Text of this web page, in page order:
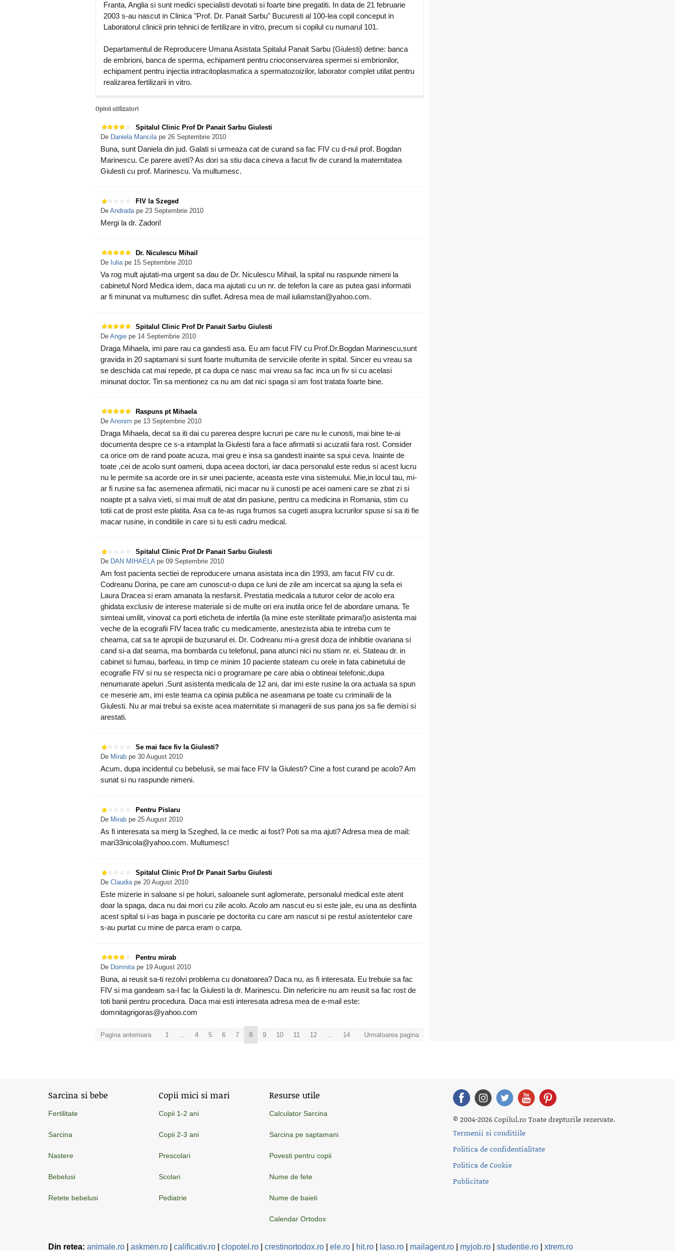
Franta, Anglia si sunt medici specialisti devotati si foarte bine pregatiti. In data de 21 februarie
2003 s-au nascut in Clinica "Prof. Dr. Panait Sarbu" Bucuresti al 100-lea copil conceput in
Laboratorul clinicii prin tehnici de fertilizare in vitro, precum si copilul cu numarul 101.
Departamentul de Reproducere Umana Asistata Spitalul Panait Sarbu (Giulesti) detine: banca
de embrioni, banca de sperma, echipament pentru crioconservarea spermei si embrionilor,
echipament pentru injectia intracitoplasmatica a spermatozoizilor, laborator complet utilat pentru
realizarea fertilizarii in vitro.
Opinii utilizatori
Spitalul Clinic Prof Dr Panait Sarbu Giulesti
De Daniela Mancilape 26 Septembrie 2010
Buna, sunt Daniela din jud. Galati si urmeaza cat de curand sa fac FIV cu d-nul prof. Bogdan
Marinescu. Ce parere aveti? As dori sa stiu daca cineva a facut fiv de curand la maternitatea
Giulesti cu prof. Marinescu. Va multumesc.
FIV la Szeged
De Andradape 23 Septembrie 2010
Mergi la dr. Zadori!
Dr. Niculescu Mihail
De Iuliape 15 Septembrie 2010
Va rog mult ajutati-ma urgent sa dau de Dr. Niculescu Mihail, la spital nu raspunde nimeni la
cabinetul Nord Medica idem, daca ma ajutati cu un nr. de telefon la care as putea gasi informatii
ar fi minunat va multumesc din suflet. Adresa mea de mail iuliamstan@yahoo.com.
Spitalul Clinic Prof Dr Panait Sarbu Giulesti
De Angiepe 14 Septembrie 2010
Draga Mihaela, imi pare rau ca gandesti asa. Eu am facut FIV cu Prof.Dr.Bogdan Marinescu,sunt
gravida in 20 saptamani si sunt foarte multumita de serviciile oferite in spital. Sincer eu vreau sa
se deschida cat mai repede, pt ca dupa ce nasc mai vreau sa fac inca un fiv si cu acelasi
minunat doctor. Tin sa mentionez ca nu am dat nici spaga si am fost tratata foarte bine.
Raspuns pt Mihaela
De Anonim pe 13 Septembrie 2010
Draga Mihaela, decat sa iti dai cu parerea despre lucruri pe care nu le cunosti, mai bine te-ai
documenta despre ce s-a intamplat la Giulesti fara a face afirmatii si acuzatii fara rost. Consider
ca orice om de rand poate acuza, mai greu e insa sa gandesti inainte sa spui ceva. Inainte de
toate ,cei de acolo sunt oameni, dupa aceea doctori, iar daca personalul este redus si acest lucru
nu le permite sa acorde ore in sir unei paciente, aceasta este vina sistemului. Mie,in locul tau, mi-
ar fi rusine sa fac asemenea afirmatii, nici macar nu ii cunosti pe acei oameni care se zbat zi si
noapte pt a salva vieti, si mai mult de atat din pasiune, pentru ca medicina in Romania, stim cu
totii cat de prost este platita. Asa ca te-as ruga frumos sa cugeti asupra lucrurilor spuse si sa iti fie
macar rusine, in conditiile in care si tu esti cadru medical.
Spitalul Clinic Prof Dr Panait Sarbu Giulesti
De DAN MIHAELApe 09 Septembrie 2010
Am fost pacienta sectiei de reproducere umana asistata inca din 1993, am facut FIV cu dr.
Codreanu Dorina, pe care am cunoscut-o dupa ce luni de zile am incercat sa ajung la sefa ei
Laura Dracea si eram amanata la nesfarsit. Prestatia medicala a tuturor celor de acolo era
ghidata exclusiv de interese materiale si de multe ori era inutila orice fel de abordare umana. Te
simteai umilit, vinovat ca porti eticheta de infertila (la mine este sterilitate primara!)o asistenta mai
veche de la ecografii FIV facea trafic cu medicamente, anestezista abia te intreba cum te
cheama, cat sa te apropii de buzunarul ei. Dr. Codreanu mi-a gresit doza de inhibitie ovariana si
cand si-a dat seama, ma bombarda cu telefonul, pana atunci nici nu stiam nr. ei. Stateau dr. in
cabinet si fumau, barfeau, in timp ce minim 10 paciente stateam cu orele in fata cabinetului de
ecografie FIV si nu se respecta nici o programare pe care abia o obtineai telefonic,dupa
nenumarate apeluri .Sunt asistenta medicala de 12 ani, dar imi este rusine la ora actuala sa spun
ce meserie am, imi este teama ca opinia publica ne aseamana pe toate cu criminalii de la
Giulesti. Nu ar mai trebui sa existe acea maternitate si managerii de sus pana jos sa fie demisi si
arestati.
Se mai face fiv la Giulesti?
De Mirabpe 30 August 2010
Acum, dupa incidentul cu bebelusii, se mai face FIV la Giulesti? Cine a fost curand pe acolo? Am
sunat si nu raspunde nimeni.
Pentru Pislaru
De Mirabpe 25 August 2010
As fi interesata sa merg la Szeghed, la ce medic ai fost? Poti sa ma ajuti? Adresa mea de mail:
mari33nicola@yahoo.com. Multumesc!
Spitalul Clinic Prof Dr Panait Sarbu Giulesti
De Claudiape 20 August 2010
Este mizerie in saloane si pe holuri, saloanele sunt aglomerate, personalul medical este atent
doar la spaga, daca nu dai mori cu zile acolo. Acolo am nascut eu si este jale, eu una as desfiinta
acest spital si i-as baga in puscarie pe doctorita cu care am nascut si pe restul asistentelor care
s-au purtat cu mine de parca eram o carpa.
Pentru mirab
De Domnitape 19 August 2010
Buna, ai reusit sa-ti rezolvi problema cu donatoarea? Daca nu, as fi interesata. Eu trebuie sa fac
FIV si ma gandeam sa-l fac la Giulesti la dr. Marinescu. Din nefericire nu am reusit sa fac rost de
toti banii pentru procedura. Daca mai esti interesata adresa mea de e-mail este:
domnitagrigoras@yahoo.com
Urmatoarea pagina
Pagina anterioara 1 ... 4 5 6 7 8 9 10 11 12 ... 14
Sarcina si bebe
Fertilitate
Sarcina
Nastere
Bebelusi
Retete bebelusi
Copii mici si mari
Copii 1-2 ani
Copii 2-3 ani
Prescolari
Scolari
Pediatrie
Resurse utile
Calculator Sarcina
Sarcina pe saptamani
Povesti pentru copii
Nume de fete
Nume de baieti
Calendar Ortodox
© 2004-2026 Copilul.ro Toate drepturile rezervate.
Termenii si conditiile
Politica de confidentialitate
Politica de Cookie
Publicitate
Din retea: animale.ro askmen.ro calificativ.ro clopotel.ro crestinortodox.ro ele.ro hit.ro laso.ro mailagent.ro myjob.ro studentie.ro xtrem.ro